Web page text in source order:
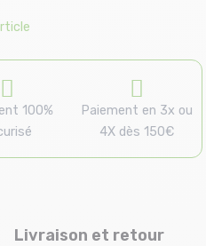
100%
Paiement en 3x ou
4X dès 150€
Livraison et retour